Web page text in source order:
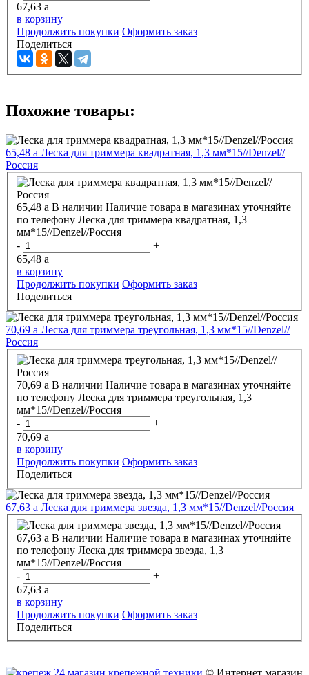
67,63 a
в корзину
Продолжить покупки Оформить заказ
Поделиться
Похожие товары:
65,48 a Леска для триммера квадратная, 1,3 мм*15//Denzel//
Россия
65,48 a В наличии Наличие товара в магазинах уточняйте
по телефону Леска для триммера квадратная, 1,3
мм*15//Denzel//Россия
-
+
65,48 a
в корзину
Продолжить покупки Оформить заказ
Поделиться
70,69 a Леска для триммера треугольная, 1,3 мм*15//Denzel//
Россия
70,69 a В наличии Наличие товара в магазинах уточняйте
по телефону Леска для триммера треугольная, 1,3
мм*15//Denzel//Россия
-
+
70,69 a
в корзину
Продолжить покупки Оформить заказ
Поделиться
67,63 a Леска для триммера звезда, 1,3 мм*15//Denzel//Россия
67,63 a В наличии Наличие товара в магазинах уточняйте
по телефону Леска для триммера звезда, 1,3
мм*15//Denzel//Россия
-
+
67,63 a
в корзину
Продолжить покупки Оформить заказ
Поделиться
© Интернет магазин